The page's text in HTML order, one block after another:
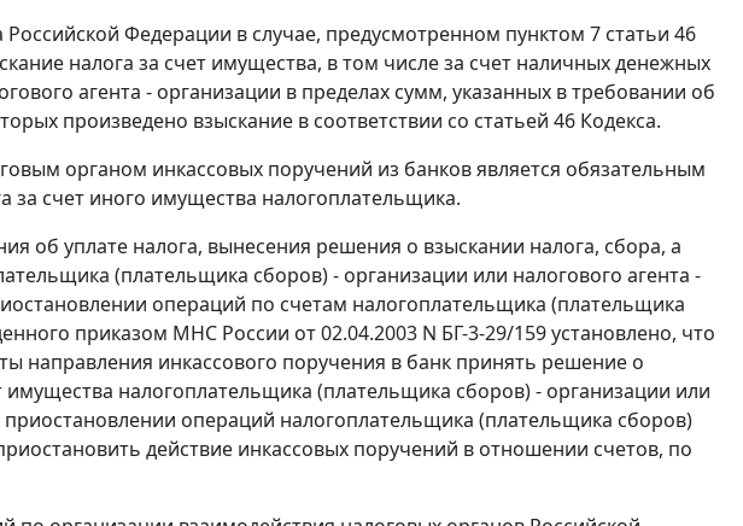
Российской Федерации в случае, предусмотренном пунктом 7 статьи 46
налога за счет имущества, в том числе за счет наличных денежных
агента - организации в пределах сумм, указанных в требовании об
произведено взыскание в соответствии со статьей 46 Кодекса.
органом инкассовых поручений из банков является обязательным
счет иного имущества налогоплательщика.
об уплате налога, вынесения решения о взыскании налога, сбора, а
(плательщика сборов) - организации или налогового агента -
операций по счетам налогоплательщика (плательщика
приказом МНС России от 02.04.2003 N БГ-3-29/159 установлено, что
направления инкассового поручения в банк принять решение о
имущества налогоплательщика (плательщика сборов) - организации или
операций налогоплательщика (плательщика сборов)
действие инкассовых поручений в отношении счетов, по